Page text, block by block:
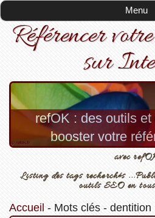
Menu
Référencer
sur
refOK : des outils
booster votre
avec
Listing des tags recherchés
outils SEO en
Accueil - Mots clés- dentition